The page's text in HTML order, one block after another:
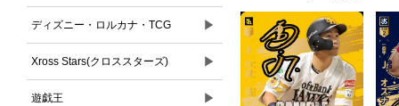
ディズニー・ロルカナ・TCG ▶
Xross Stars(クロススターズ) ▶
遊戯王 ▶